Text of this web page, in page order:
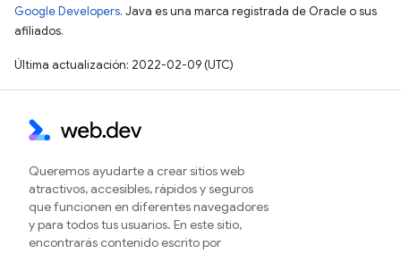
Google Developers. Java es una marca registrada de Oracle o sus
afiliados.
Última actualización: 2022-02-09 (UTC)
Queremos ayudarte a crear sitios web
atractivos, accesibles, rápidos y seguros
que funcionen en diferentes navegadores
y para todos tus usuarios. En este sitio,
encontrarás contenido escrito por